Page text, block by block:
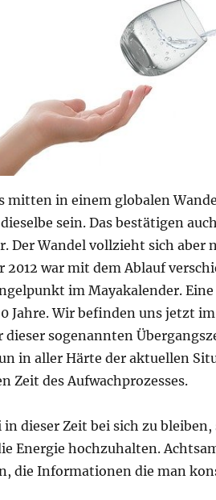
mitten in einem globalen
sein. Das bestätigen
Der Wandel vollzieht sich aber
2012 war mit dem Ablauf
im Mayakalender. Eine
Jahre. Wir befinden uns jetzt
dieser sogenannten
in aller Härte der aktuellen
Zeit des Aufwachprozesses.
dieser Zeit bei sich zu
Energie hochzuhalten.
die Informationen die man